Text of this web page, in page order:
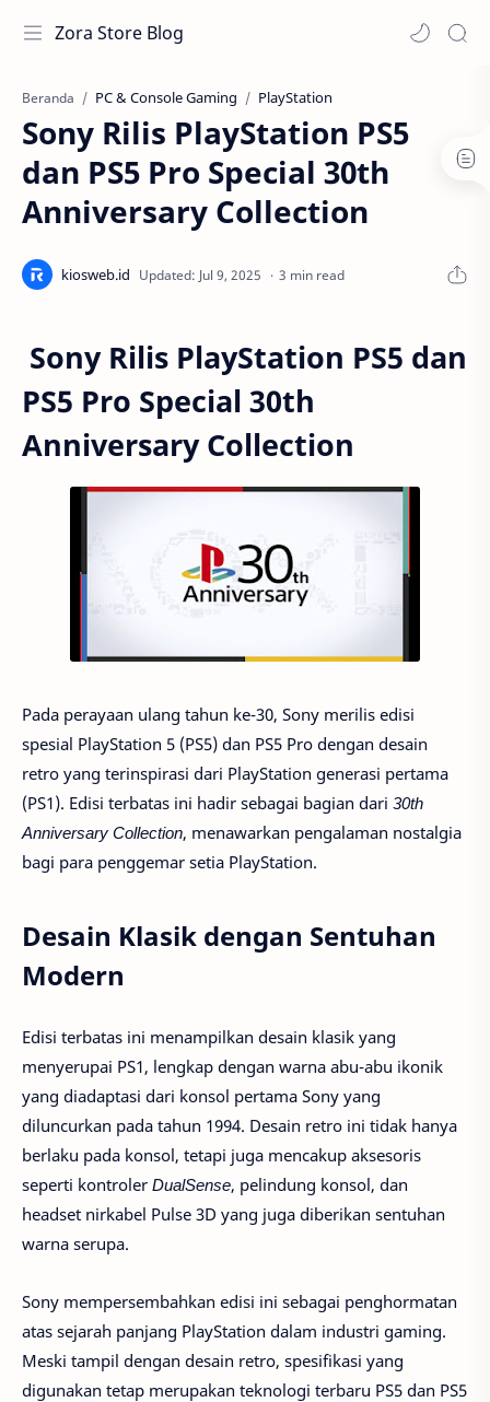
Zora Store Blog
Beranda PC & Console Gaming PlayStation
Sony Rilis PlayStation PS5
dan PS5 Pro Special 30th
Anniversary Collection
3 min read
Sony Rilis PlayStation PS5 dan
PS5 Pro Special 30th
Anniversary Collection
Pada perayaan ulang tahun ke-30, Sony merilis edisi
spesial PlayStation 5 (PS5) dan PS5 Pro dengan desain
retro yang terinspirasi dari PlayStation generasi pertama
(PS1). Edisi terbatas ini hadir sebagai bagian dari 30th
Anniversary Collection, menawarkan pengalaman nostalgia
bagi para penggemar setia PlayStation.
Desain Klasik dengan Sentuhan
Modern
Edisi terbatas ini menampilkan desain klasik yang
menyerupai PS1, lengkap dengan warna abu-abu ikonik
yang diadaptasi dari konsol pertama Sony yang
diluncurkan pada tahun 1994. Desain retro ini tidak hanya
berlaku pada konsol, tetapi juga mencakup aksesoris
seperti kontroler DualSense, pelindung konsol, dan
headset nirkabel Pulse 3D yang juga diberikan sentuhan
warna serupa.
Sony mempersembahkan edisi ini sebagai penghormatan
atas sejarah panjang PlayStation dalam industri gaming.
Meski tampil dengan desain retro, spesifikasi yang
digunakan tetap merupakan teknologi terbaru PS5 dan PS5